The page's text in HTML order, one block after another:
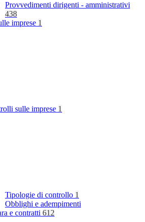
Provvedimenti dirigenti - amministrativi
438
imprese 1
sulle imprese 1
Tipologie di controllo 1
Obblighi e adempimenti
e contratti 612